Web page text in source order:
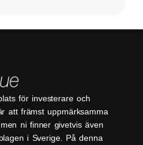
för investerare och
att främst uppmärksamma
ni finner givetvis även
i Sverige. På denna